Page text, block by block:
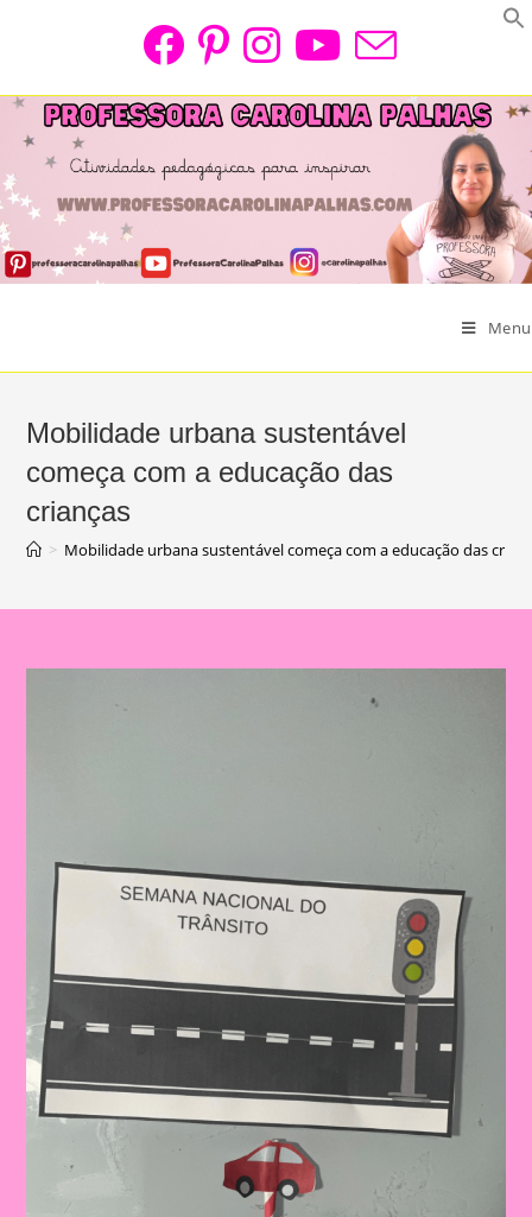
Menu
Mobilidade urbana sustentável
começa com a educação das
crianças
> Mobilidade urbana sustentável começa com a educação das